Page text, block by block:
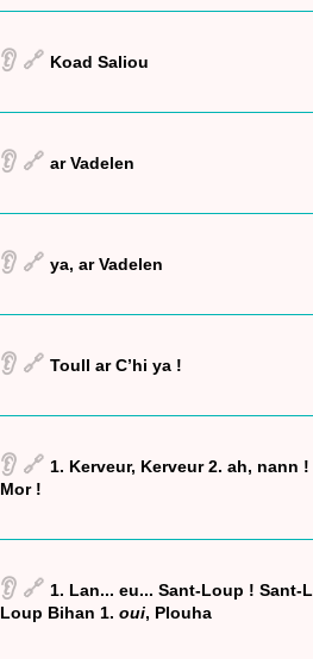
👂 🔗 Koad Saliou
👂 🔗 ar Vadelen
👂 🔗 ya, ar Vadelen
👂 🔗 Toull ar C’hi ya !
👂 🔗 1. Kerveur, Kerveur 2. ah, nann !
Mor !
👂 🔗 1. Lan... eu... Sant-Loup ! Sant-
Loup Bihan 1. oui, Plouha